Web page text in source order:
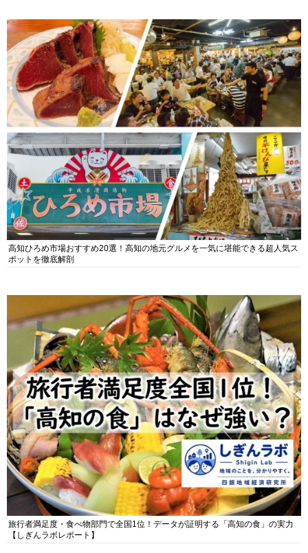
高知ひろめ市場おすすめ20選！高知の地元グルメを一気に堪能できる超人気ス
ポットを徹底解剖
旅行者満足度・食べ物部門で全国1位！データが証明する「高知の食」の実力
【しぎんラボレポート】